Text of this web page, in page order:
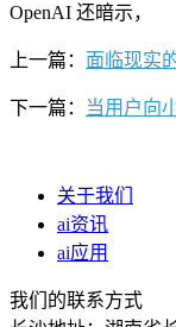
OpenAI 还暗示，
上一篇： 面临现实
下一篇： 当用户向
关于我们
ai资讯
ai应用
我们的联系方式